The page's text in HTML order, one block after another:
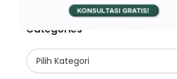
Categories